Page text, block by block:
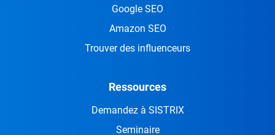
Google SEO
Amazon SEO
Trouver des influenceurs
Ressources
Demandez à SISTRIX
Seminaire